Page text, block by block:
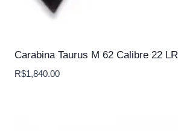
Carabina Taurus M 62 Calibre 22 LR
R$1,840.00